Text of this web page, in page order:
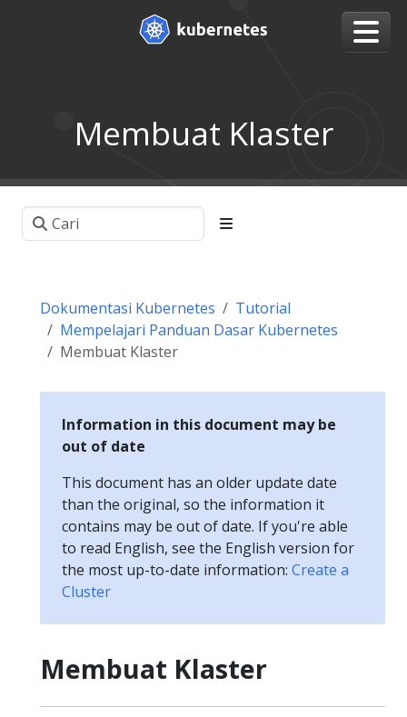
Membuat Klaster
Dokumentasi Kubernetes
Tutorial
Mempelajari Panduan Dasar Kubernetes
Membuat Klaster
Information in this document may be
out of date
This document has an older update date
than the original, so the information it
contains may be out of date. If you're able
to read English, see the English version for
the most up-to-date information: Create a
Cluster
Membuat Klaster